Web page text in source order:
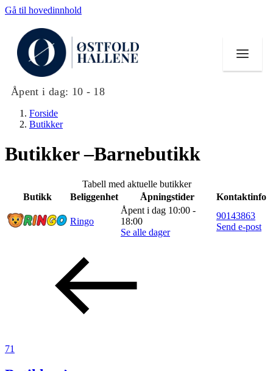
Gå til hovedinnhold
Åpent i dag: 10 - 18
Mat og drikke
Helse
Inspirasjon
Forside
Butikker
Butikker –Barnebutikk
Tabell med aktuelle butikker
Butikk
Beliggenhet Åpningstider Kontaktinfo
Ringo
Åpent i dag 10:00 -
18:00
Se alle dager
90143863
Send e-post
71